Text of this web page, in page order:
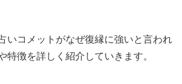
いコメットがなぜ復縁に強いと言われ
特徴を詳しく紹介していきます。